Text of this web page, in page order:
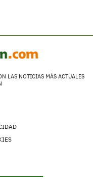
LAS NOTICIAS MÁS ACTUALES